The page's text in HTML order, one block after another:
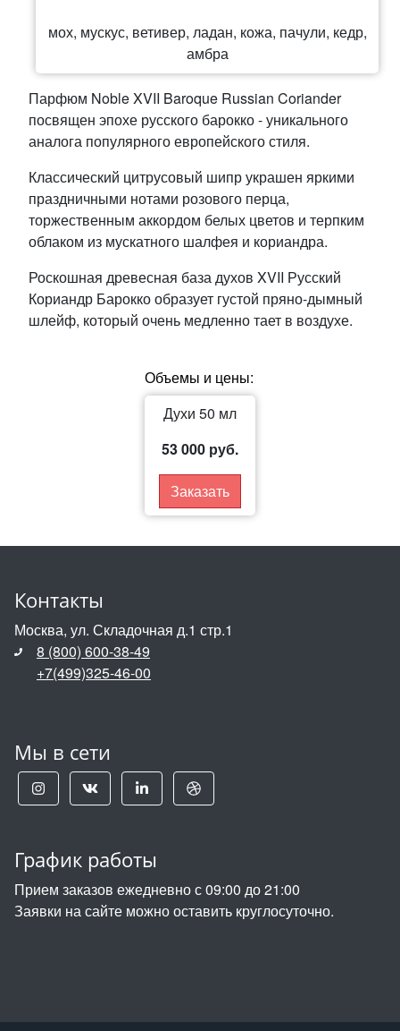
мох, мускус, ветивер, ладан, кожа, пачули, кедр,
амбра
Парфюм Noble XVII Baroque Russian Coriander
посвящен эпохе русского барокко - уникального
аналога популярного европейского стиля.
Классический цитрусовый шипр украшен яркими
праздничными нотами розового перца,
торжественным аккордом белых цветов и терпким
облаком из мускатного шалфея и кориандра.
Роскошная древесная база духов XVII Русский
Кориандр Барокко образует густой пряно-дымный
шлейф, который очень медленно тает в воздухе.
Объемы и цены:
Духи 50 мл
53 000 руб.
Заказать
Контакты
Москва, ул. Складочная д.1 стр.1
8 (800) 600-38-49
+7(499)325-46-00
Мы в сети
График работы
Прием заказов ежедневно с 09:00 до 21:00
Заявки на сайте можно оставить круглосуточно.